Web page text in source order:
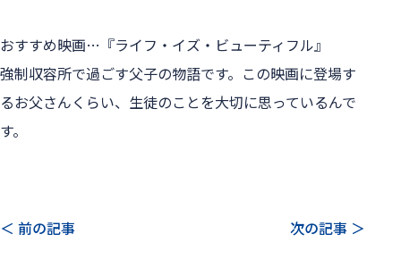
おすすめ映画…『ライフ・イズ・ビューティフル』
強制収容所で過ごす父子の物語です。この映画に登場す
るお父さんくらい、生徒のことを大切に思っているんで
す。
＜ 前の記事 次の記事 ＞